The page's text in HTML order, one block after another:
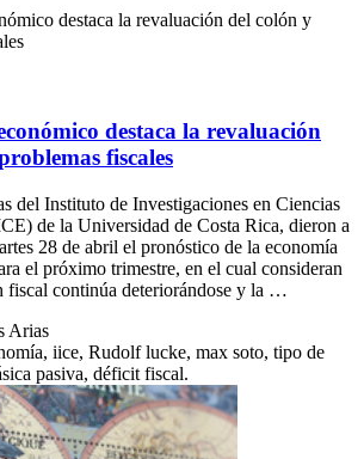
destaca la revaluación del colón y
destaca la revaluación
fiscales
del Instituto de Investigaciones en Ciencias
de la Universidad de Costa Rica, dieron a
28 de abril el pronóstico de la economía
el próximo trimestre, en el cual consideran
fiscal continúa deteriorándose y la …
Arias
iice, Rudolf lucke, max soto, tipo de
pasiva, déficit fiscal.